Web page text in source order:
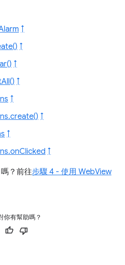
↑
↑
↑
↑
↑
↑
↑
↑
？前往步驟 4 - 使用 WebView
你有幫助嗎？